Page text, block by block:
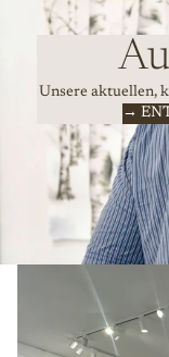
Unsere aktuellen,
→